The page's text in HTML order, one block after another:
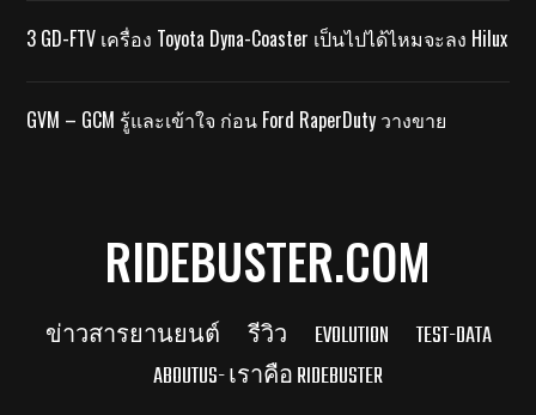
3 GD-FTV เครื่อง Toyota Dyna-Coaster เป็นไปได้ไหมจะลง Hilux
GVM – GCM รู้และเข้าใจ ก่อน Ford RaperDuty วางขาย
RIDEBUSTER.COM
ข่าวสารยานยนต์ รีวิว EVOLUTION
TEST-DATA
ABOUTUS- เราคือ RIDEBUSTER